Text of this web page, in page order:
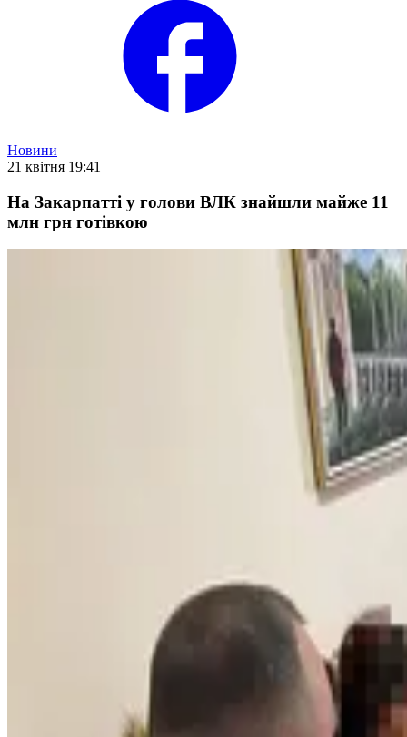
Новини
21 квітня 19:41
На Закарпатті у голови ВЛК знайшли майже 11
млн грн готівкою